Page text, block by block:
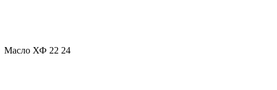
Масло ХФ 22 24